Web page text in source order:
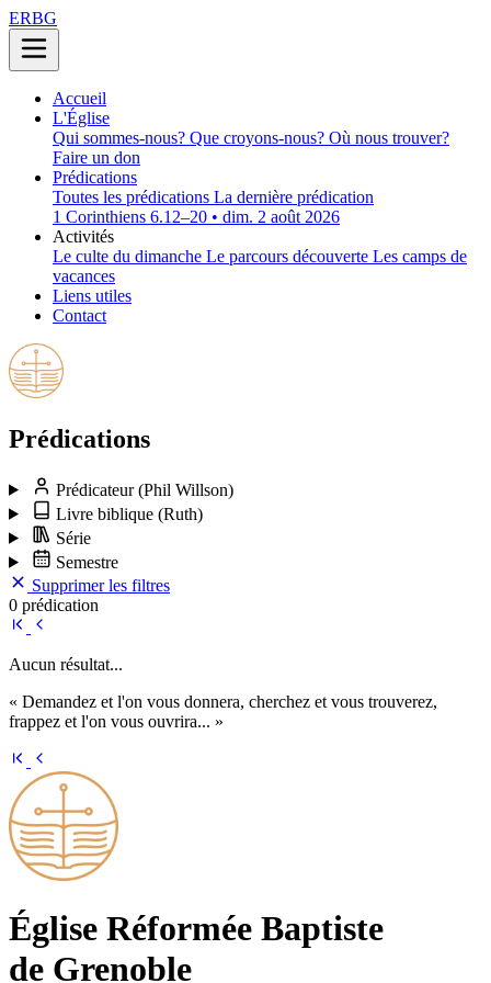
ERBG
Accueil
L'Église
Qui sommes-nous? Que croyons-nous? Où nous trouver?
Faire un don
Prédications
Toutes les prédications La dernière prédication
1 Corinthiens 6.12–20 • dim. 2 août 2026
Activités
Le culte du dimanche Le parcours découverte Les camps de
vacances
Liens utiles
Contact
Prédications
Prédicateur(Phil Willson)
Livre biblique (Ruth)
Série
Semestre
Supprimer les filtres
0 prédication
Aucun résultat...
« Demandez et l'on vous donnera, cherchez et vous trouverez,
frappez et l'on vous ouvrira... »
Église Ré­for­mée Bap­tiste
de Grenoble